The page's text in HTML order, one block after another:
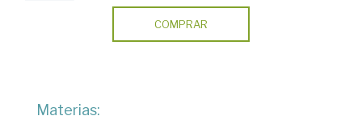
COMPRAR
Materias: